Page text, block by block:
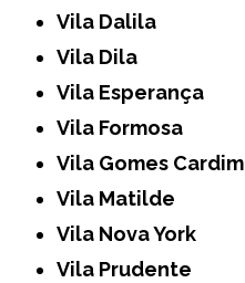
Vila Dalila
Vila Dila
Vila Esperança
Vila Formosa
Vila Gomes Cardim
Vila Matilde
Vila Nova York
Vila Prudente